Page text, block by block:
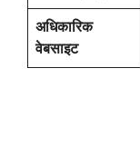
अधिकारिक
वेबसाइट